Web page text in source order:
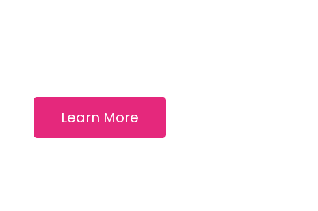
Learn More